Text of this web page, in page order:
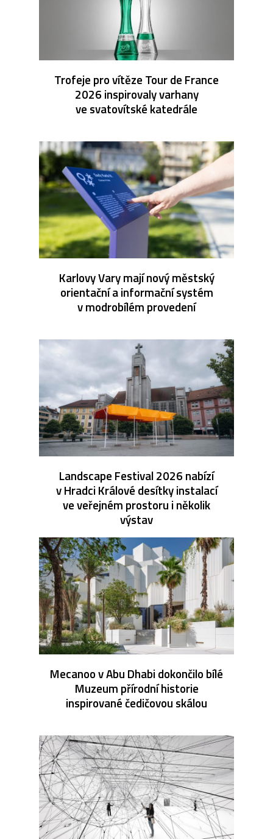
Trofeje pro vítěze Tour de France
2026 inspirovaly varhany
ve svatovítské katedrále
Karlovy Vary mají nový městský
orientační a informační systém
v modrobílém provedení
Landscape Festival 2026 nabízí
v Hradci Králové desítky instalací
ve veřejném prostoru i několik
výstav
Mecanoo v Abu Dhabi dokončilo bílé
Muzeum přírodní historie
inspirované čedičovou skálou